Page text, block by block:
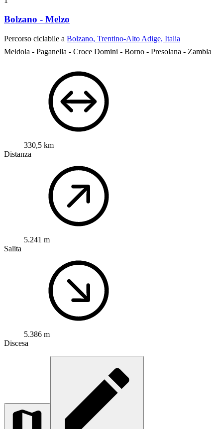
Bolzano - Melzo
Percorso ciclabile a Bolzano, Trentino-Alto Adige, Italia
Meldola - Paganella - Croce Domini - Borno - Presolana - Zambla
330,5 km
Distanza
5.241 m
Salita
5.386 m
Discesa